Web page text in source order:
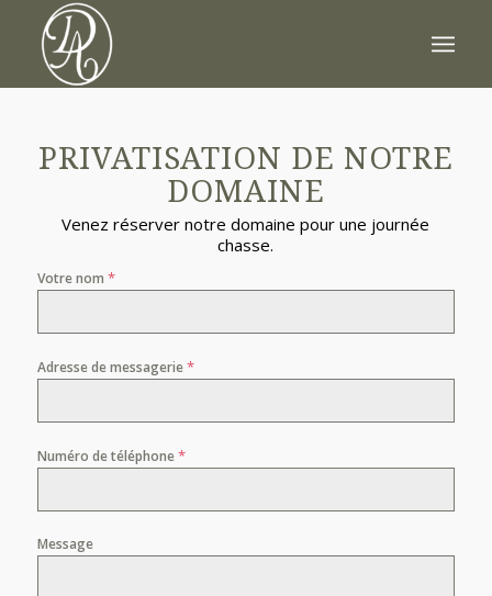
PRIVATISATION DE NOTRE
DOMAINE
Venez réserver notre domaine pour une journée
chasse.
Votre nom *
Adresse de messagerie*
Numéro de téléphone*
Message